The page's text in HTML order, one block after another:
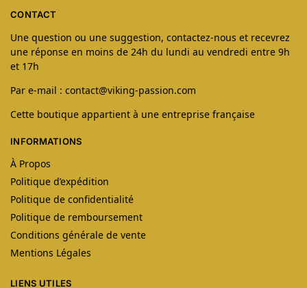
CONTACT
Une question ou une suggestion, contactez-nous et recevrez
une réponse en moins de 24h du lundi au vendredi entre 9h
et 17h
Par e-mail : contact@viking-passion.com
Cette boutique appartient à une entreprise française
INFORMATIONS
À Propos
Politique d’expédition
Politique de confidentialité
Politique de remboursement
Conditions générale de vente
Mentions Légales
LIENS UTILES